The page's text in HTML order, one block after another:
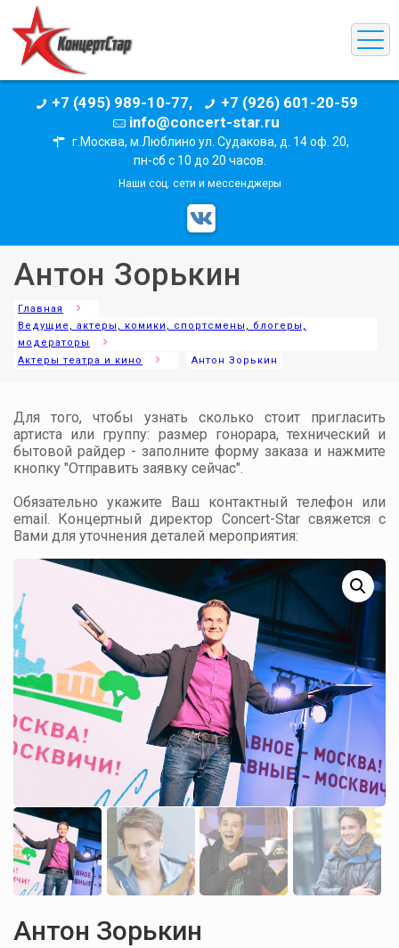
+7 (495) 989-10-77,
+7 (926) 601-20-59
info@concert-star.ru
г.Москва, м.Люблино ул. Судакова, д. 14 оф. 20,
пн-сб с 10 до 20 часов.
Наши соц. сети и мессенджеры
Антон Зорькин
Главная
Ведущие, актеры, комики, спортсмены, блогеры,
модераторы
Актеры театра и кино
Антон Зорькин
Для того, чтобы узнать сколько стоит пригласить
артиста или группу: размер гонорара, технический и
бытовой райдер - заполните форму заказа и нажмите
кнопку "Отправить заявку сейчас".
Обязательно укажите Ваш контактный телефон или
email. Концертный директор Concert-Star свяжется с
Вами для уточнения деталей мероприятия:
Антон Зорькин